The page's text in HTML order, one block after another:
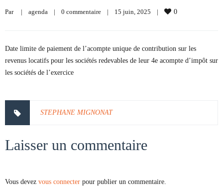
Par | agenda | 0 commentaire | 15 juin, 2025 | 0
Date limite de paiement de l’acompte unique de contribution sur les
revenus locatifs pour les sociétés redevables de leur 4e acompte d’impôt sur
les sociétés de l’exercice
STEPHANE MIGNONAT
Laisser un commentaire
Vous devez vous connecter pour publier un commentaire.